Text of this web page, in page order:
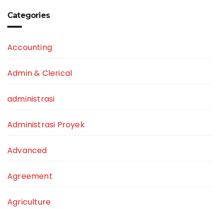
Categories
Accounting
Admin & Clerical
administrasi
Administrasi Proyek
Advanced
Agreement
Agriculture